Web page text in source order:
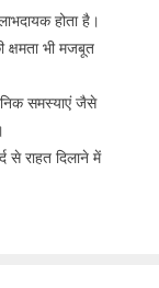
होता है।
क्षमता भी मजबूत
समस्याएं जैसे
से राहत दिलाने में